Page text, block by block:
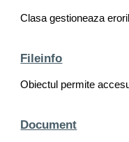
Clasa gestioneaza
Fileinfo
Obiectul permite
Document